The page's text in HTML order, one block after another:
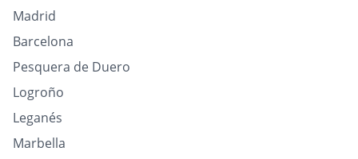
Madrid
Barcelona
Pesquera de Duero
Logroño
Leganés
Marbella